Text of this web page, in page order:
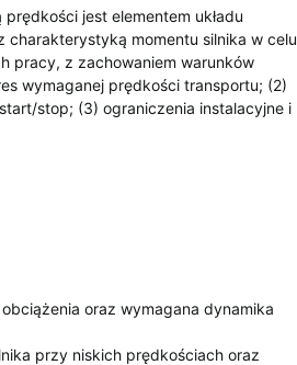
jest elementem układu
charakterystyką momentu silnika w celu
pracy, z zachowaniem warunków
wymaganej prędkości transportu; (2)
stop; (3) ograniczenia instalacyjne i
oraz wymagana dynamika
przy niskich prędkościach oraz